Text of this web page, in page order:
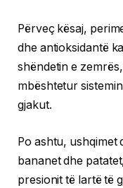
Përveç kësaj,
dhe antioksidantë
shëndetin e
mbështetur
gjakut.
Po ashtu, ushqimet
bananet dhe
presionit të lartë të